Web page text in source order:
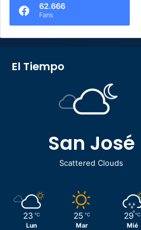
62.666
Fans
El Tiempo
San José
Scattered Clouds
23 ℃
Lun
25 ℃
Mar
29 ℃
Mié